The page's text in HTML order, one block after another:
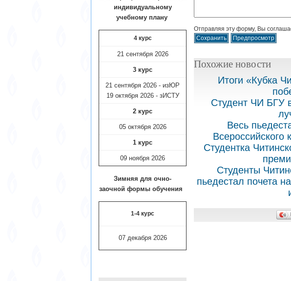
индивидуальному
учебному плану​
4 курс
21 сентября 2026
3 курс
21 сентября 2026 - изЮР
19 октября 2026 - зИСТУ
2 курс
05 октября 2026
1 курс
09 ноября 2026
Зимняя для очно-
заочной формы обучения
1-4 курс
07 декабря 2026
Отправляя эту форму, Вы
Похожие новости
Итоги «Кубка
Студент ЧИ БГУ
Весь
Всероссийского
Студентка
Студенты
пьедестал почета